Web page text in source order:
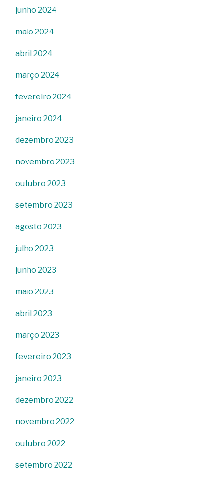
junho 2024
maio 2024
abril 2024
março 2024
fevereiro 2024
janeiro 2024
dezembro 2023
novembro 2023
outubro 2023
setembro 2023
agosto 2023
julho 2023
junho 2023
maio 2023
abril 2023
março 2023
fevereiro 2023
janeiro 2023
dezembro 2022
novembro 2022
outubro 2022
setembro 2022